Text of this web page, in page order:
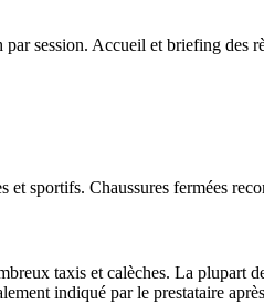
session. Accueil et briefing des
et sportifs. Chaussures fermées
taxis et calèches. La plupart
indiqué par le prestataire